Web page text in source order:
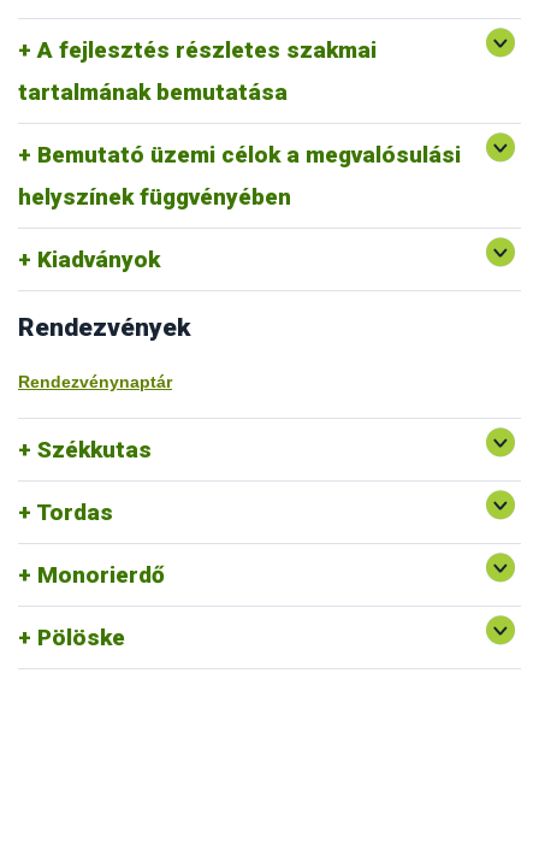
A fejlesztés részletes szakmai
tartalmának bemutatása
állomáson (Tordas, Pölöske, Székkutas, Monorierdő)
valósulna meg bemutató üzemi program.
Bemutató üzemi célok a megvalósulási
helyszínek függvényében
Tordas
kertészeti (zöldség, gyümölcs) fajok, szántóföldi
és üvegházi termesztési körülmények, ökológiai
gazdálkodásra alkalmas fajták vizsgálata
Pölöske
kertészeti (gyümölcs) fajok
Székkutas
szántóföldi fajok vizsgálata
Monorierdő erdészeti fajok vizsgálata, fajtakitermesztés
Kiadványok
Rendezvények
Rendezvénynaptár
Székkutas
Tordas
Monorierdő
Pölöske